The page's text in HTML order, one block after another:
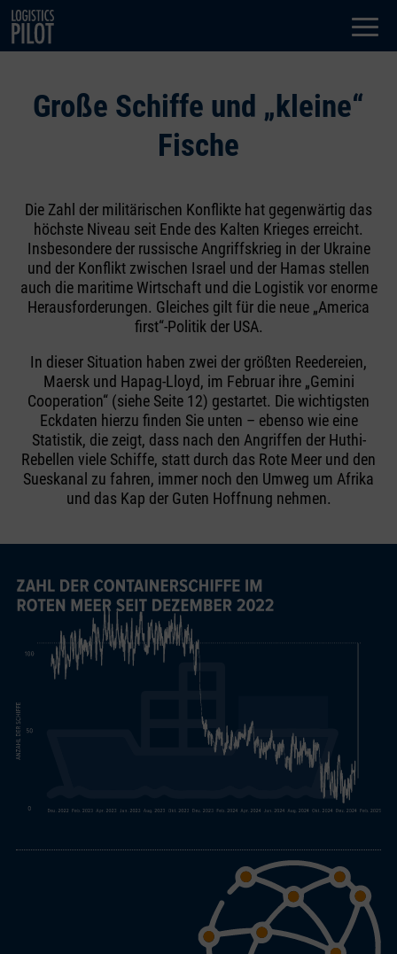
Dialog
window
Große Schiffe und „kleine“
Fische
Die Zahl der militärischen Konflikte hat gegenwärtig das
höchste Niveau seit Ende des Kalten Krieges erreicht.
Insbesondere der russische Angriffskrieg in der Ukraine
und der Konflikt zwischen Israel und der Hamas stellen
auch die maritime Wirtschaft und die Logistik vor enorme
Herausforderungen. Gleiches gilt für die neue „America
first“-Politik der USA.
In dieser Situation haben zwei der größten Reedereien,
Maersk und Hapag-Lloyd, im Februar ihre „Gemini
Cooperation“ (siehe Seite 12) gestartet. Die wichtigsten
Eckdaten hierzu finden Sie unten – ebenso wie eine
Statistik, die zeigt, dass nach den Angriffen der Huthi-
Rebellen viele Schiffe, statt durch das Rote Meer und den
Sueskanal zu fahren, immer noch den Umweg um Afrika
und das Kap der Guten Hoffnung nehmen.